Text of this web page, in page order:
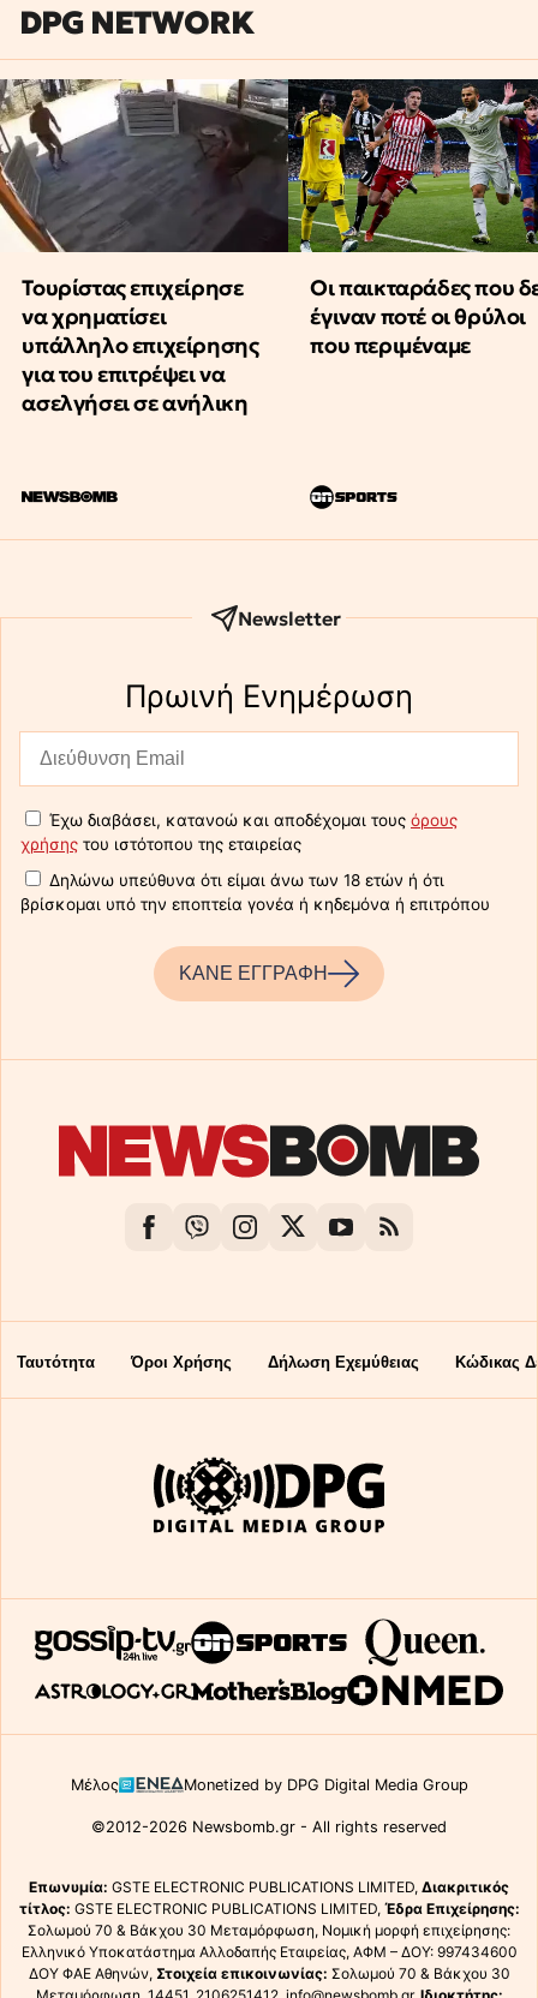
DPG NETWORK
Τουρίστας επιχείρησε
να χρηματίσει
υπάλληλο επιχείρησης
για του επιτρέψει να
ασελγήσει σε ανήλικη
Οι παικταράδες που
έγιναν ποτέ οι θρύλοι
που περιμέναμε
Newsletter
Πρωινή Eνημέρωση
Έχω διαβάσει, κατανοώ και αποδέχομαι τους όρους
χρήσης του ιστότοπου της εταιρείας
Δηλώνω υπεύθυνα ότι είμαι άνω των 18 ετών ή ότι
βρίσκομαι υπό την εποπτεία γονέα ή κηδεμόνα ή επιτρόπου
ΚΑΝΕ ΕΓΓΡΑΦΗ
Ταυτότητα Όροι Χρήσης Δήλωση Εχεμύθειας Κώδικας
Μέλος Monetized by DPG Digital Media Group
©2012-2026 Newsbomb.gr - All rights reserved
Επωνυμία: GSTE ELECTRONIC PUBLICATIONS LIMITED, Διακριτικός
τίτλος: GSTE ELECTRONIC PUBLICATIONS LIMITED, Έδρα Επιχείρησης:
Σολωμού 70 & Βάκχου 30 Μεταμόρφωση, Νομική μορφή επιχείρησης:
Ελληνικό Υποκατάστημα Αλλοδαπής Εταιρείας, ΑΦΜ – ΔΟΥ: 997434600
ΔΟΥ ΦΑΕ Αθηνών, Στοιχεία επικοινωνίας: Σολωμού 70 & Βάκχου 30